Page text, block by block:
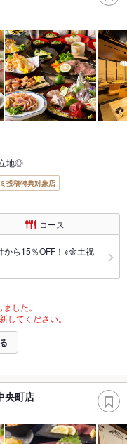
地◎
投稿特典対象店
コース
から15％OFF！※金土祝
した。
してください。
央町店